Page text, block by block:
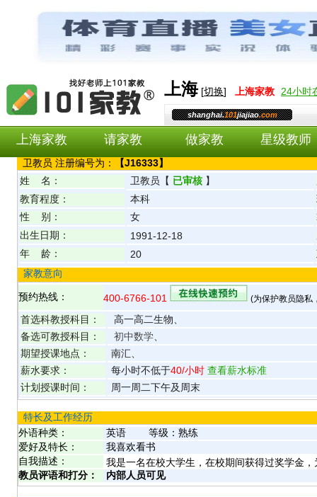
上海[切换] 上海家教 24小时
shanghai.101jiajiao.com
上海家教 请家教 做家教 星级教师
卫教员 注册编号为： 【J16333】
姓 名：
卫教员 【 已审核 】
教育程度：
本科
性 别：
女
出生日期：
1991-12-18
年 龄：
20
家教意向
预约热线： 400-6766-101 (为保护教员隐私
首选科教授科目：
高一高二生物、
备选可教授科目：
初中数学
期望授课地点：
南汇、
薪水要求：
每小时不低于40/小时 查看薪水标准
计划授课时间：
周一周二下午及周末
特长及工作经历
外语种类：
英语 等级： 熟练
爱好及特长：
我喜欢看书
自我描述：
我是一名在校大学生，在校期间获得过奖学金
教员评语和打分：
内部人员可见